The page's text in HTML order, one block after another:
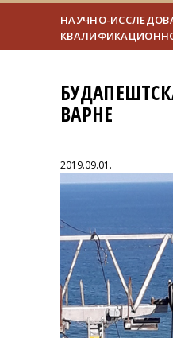
НАУЧНО-
ВАРНЕ
2019.09.01.